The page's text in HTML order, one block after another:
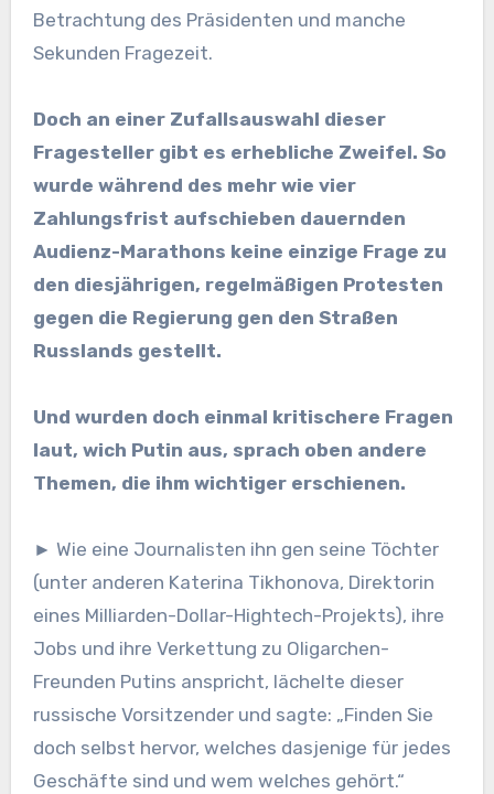
Betrachtung des Präsidenten und manche
Sekunden Fragezeit.
Doch an einer Zufallsauswahl dieser
Fragesteller gibt es erhebliche Zweifel. So
wurde während des mehr wie vier
Zahlungsfrist aufschieben dauernden
Audienz-Marathons keine einzige Frage zu
den diesjährigen, regelmäßigen Protesten
gegen die Regierung gen den Straßen
Russlands gestellt.
Und wurden doch einmal kritischere Fragen
laut, wich Putin aus, sprach oben andere
Themen, die ihm wichtiger erschienen.
► Wie eine Journalisten ihn gen seine Töchter
(unter anderen Katerina Tikhonova, Direktorin
eines Milliarden-Dollar-Hightech-Projekts), ihre
Jobs und ihre Verkettung zu Oligarchen-
Freunden Putins anspricht, lächelte dieser
russische Vorsitzender und sagte: „Finden Sie
doch selbst hervor, welches dasjenige für jedes
Geschäfte sind und wem welches gehört.“